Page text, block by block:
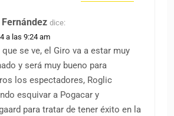
dice:
a las 9:24 am
se ve, el Giro va a estar muy
y será muy bueno para
los espectadores, Roglic
esquivar a Pogacar y
para tratar de tener éxito en la